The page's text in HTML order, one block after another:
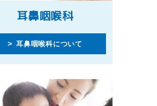
耳鼻咽喉科
耳鼻咽喉科について